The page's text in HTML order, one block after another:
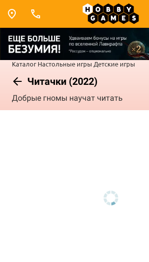
Каталог Настольные игры Детские игры
Читачки (2022)
Добрые гномы научат читать